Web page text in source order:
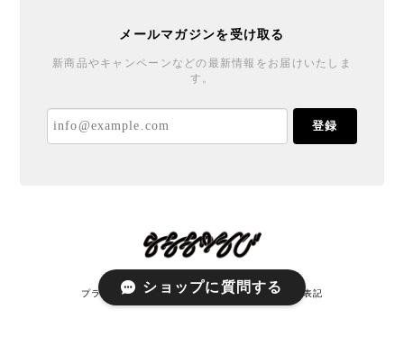
メールマガジンを受け取る
新商品やキャンペーンなどの最新情報をお届けいたしま
す。
登録
プライバシーポリシー 特定商取引法に基づく表記
ショップに質問する